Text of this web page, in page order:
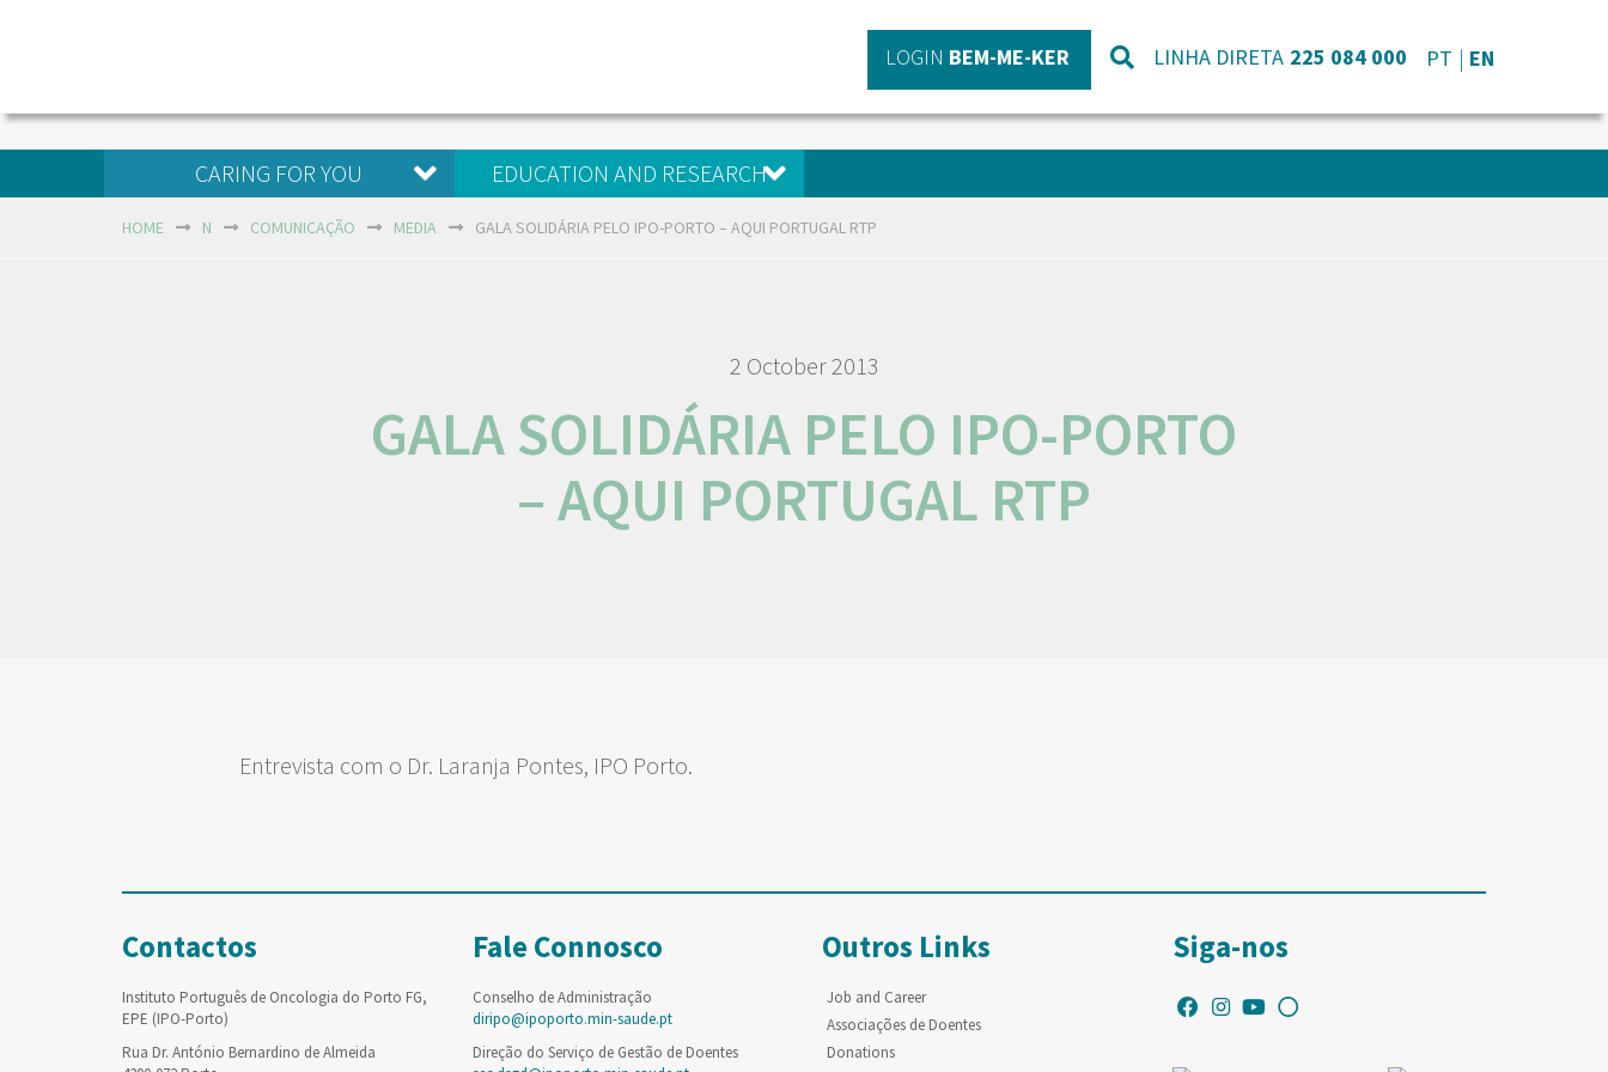
LOGIN BEM-ME-KER LINHA DIRETA 225 084 000 PT EN
CARING FOR YOU EDUCATION AND RESEARCH
HOME N COMUNICAÇÃO MEDIA GALA SOLIDÁRIA PELO IPO-PORTO – AQUI PORTUGAL RTP
2 October 2013
GALA SOLIDÁRIA PELO IPO-PORTO
– AQUI PORTUGAL RTP
Entrevista com o Dr. Laranja Pontes, IPO Porto.
Contactos
Instituto Português de Oncologia do Porto FG,
EPE (IPO-Porto)
Rua Dr. António Bernardino de Almeida
Fale Connosco
Conselho de Administração
diripo@ipoporto.min-saude.pt
Direção do Serviço de Gestão de Doentes
Outros Links
Job and Career
Associações de Doentes
Donations
Siga-nos